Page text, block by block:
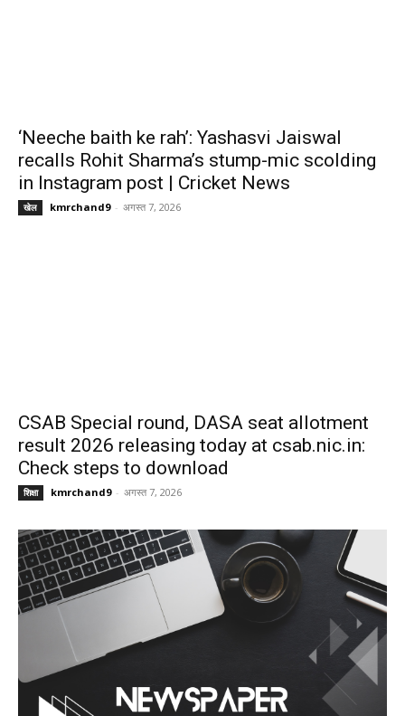
‘Neeche baith ke rah’: Yashasvi Jaiswal
recalls Rohit Sharma’s stump-mic scolding
in Instagram post | Cricket News
खेल kmrchand9 - अगस्त 7, 2026
CSAB Special round, DASA seat allotment
result 2026 releasing today at csab.nic.in:
Check steps to download
शिक्षा kmrchand9 - अगस्त 7, 2026